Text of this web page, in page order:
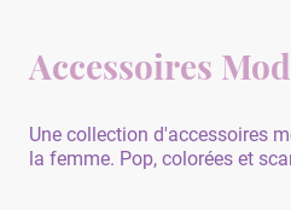
Accessoires
Une collection d'accessoires
la femme. Pop, colorées et